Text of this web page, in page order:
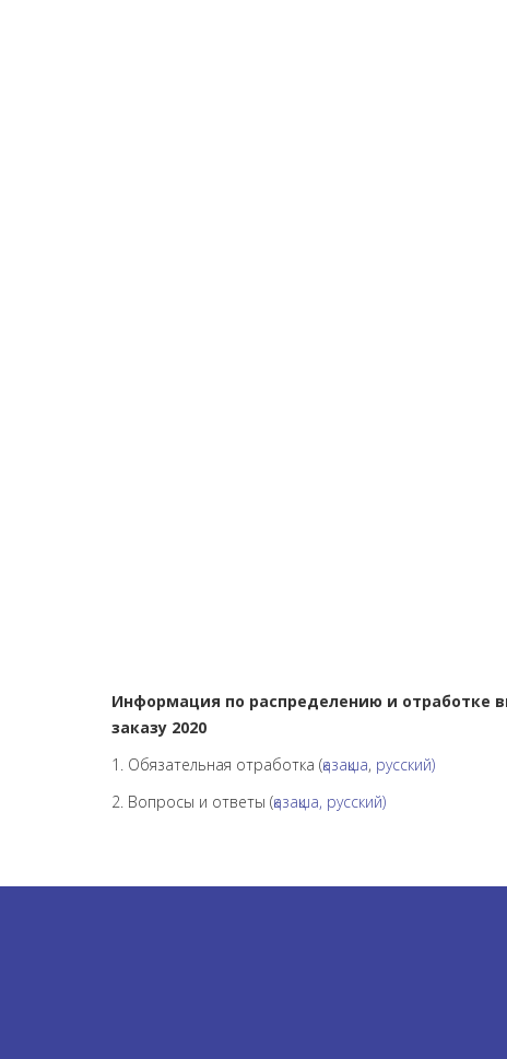
Информация по распределению и отработке
заказу 2020
1. Обязательная отработка (қазақша, русский)
2. Вопросы и ответы (қазақша, русский)